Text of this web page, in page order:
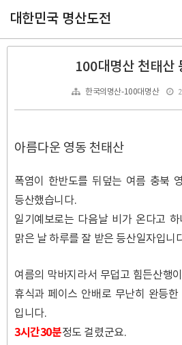
대한민국 명산도전
100대명산 천태산
한국의명산-100대명산
아름다운 영동 천태산
폭염이 한반도를 뒤덮는 여름 충북
등산했습니다.
일기예보로는 다음날 비가 온다고
맑은 날 하루를 잘 받은 등산일자입니
여름의 막바지라서 무덥고 힘든산행
휴식과 페이스 안배로 무난히 완등
입니다.
3시간30분정도 걸렸군요.